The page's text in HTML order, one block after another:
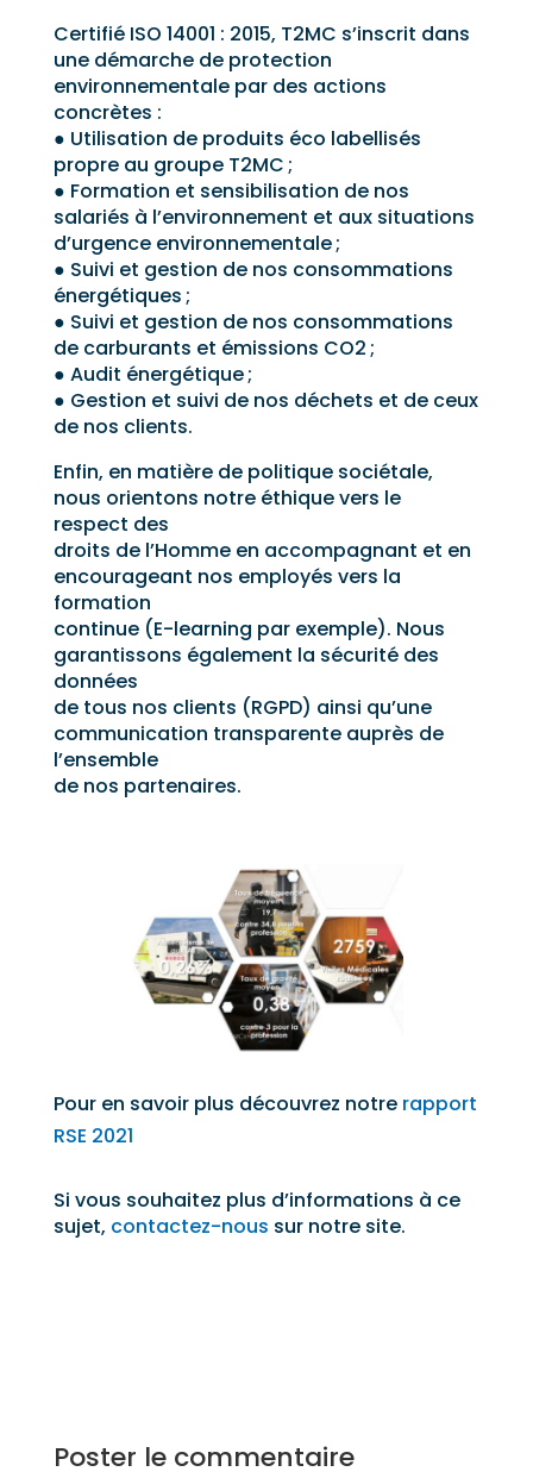
Certifié ISO 14001 : 2015, T2MC s’inscrit dans
une démarche de protection
environnementale par des actions
concrètes :
● Utilisation de produits éco labellisés
propre au groupe T2MC ;
● Formation et sensibilisation de nos
salariés à l’environnement et aux situations
d’urgence environnementale ;
● Suivi et gestion de nos consommations
énergétiques ;
● Suivi et gestion de nos consommations
de carburants et émissions CO2 ;
● Audit énergétique ;
● Gestion et suivi de nos déchets et de ceux
de nos clients.
Enfin, en matière de politique sociétale,
nous orientons notre éthique vers le
respect des
droits de l’Homme en accompagnant et en
encourageant nos employés vers la
formation
continue (E-learning par exemple). Nous
garantissons également la sécurité des
données
de tous nos clients (RGPD) ainsi qu’une
communication transparente auprès de
l’ensemble
de nos partenaires.
Pour en savoir plus découvrez notre rapport
RSE 2021
Si vous souhaitez plus d’informations à ce
sujet, contactez-nous sur notre site.
Poster le commentaire